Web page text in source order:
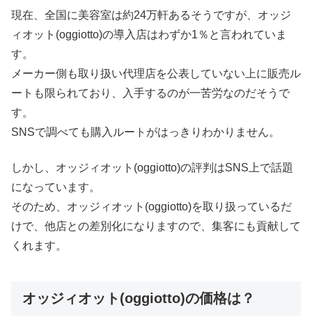
現在、全国に美容室は約24万軒あるそうですが、オッジ
ィオット(oggiotto)の導入店はわずか1％と言われていま
す。
メーカー側も取り扱い代理店を公表していない上に販売ル
ートも限られており、入手するのが一苦労なのだそうで
す。
SNSで調べても購入ルートがはっきりわかりません。
しかし、オッジィオット(oggiotto)の評判はSNS上で話題
になっています。
そのため、オッジィオット(oggiotto)を取り扱っているだ
けで、他店との差別化になりますので、集客にも貢献して
くれます。
オッジィオット(oggiotto)の価格は？